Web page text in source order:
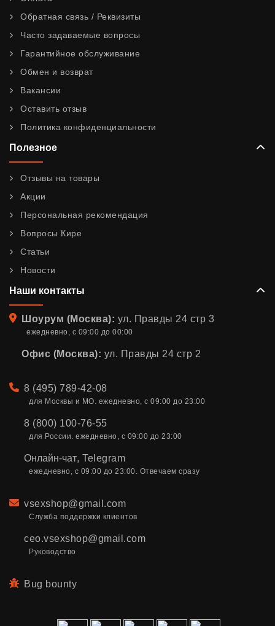
Обратная связь / Реквизиты
Часто задаваемые вопросы
Гарантийное обслуживание
Обмен и возврат
Вакансии
Оставить отзыв
Политика конфиденциальности
Полезное
Отзывы на товары
Акции
Персональная рекомендация
Вопросы Кире
Статьи
Новости
Наши контакты
Адрес
Шоурум (Москва): ул. Правды 24 стр 3
ежедневно, с 09:00 до 00:00
Офис (Москва): ул. Правды 24 стр 2
Телефон
8 (495) 789-42-08
для Москвы и МО. ежедневно, с 09:00 до 23:00
8 (800) 100-76-55
для России. ежедневно, с 09:00 до 23:00
Онлайн-чат, Telegram
ежедневно, с 09:00 до 23:00. Отвечаем сразу
Email
vsexshop@gmail.com
Служба поддержки клиентов
ceo.vsexshop@gmail.com
Руководство
Bug bounty